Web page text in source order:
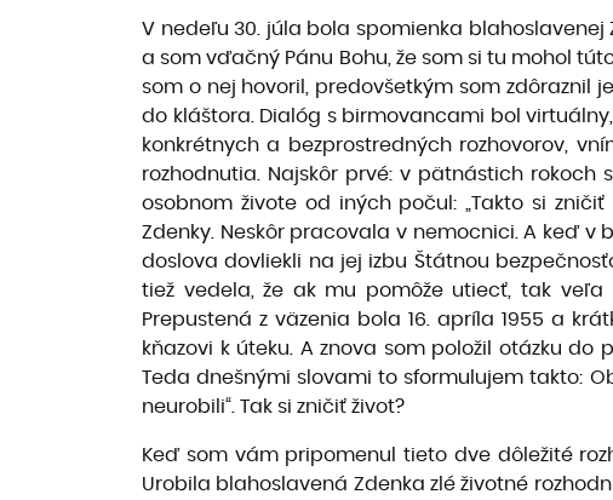
V nedeľu 30. júla bola spomienka blahoslavenej
a som vďačný Pánu Bohu, že som si tu mohol
som o nej hovoril, predovšetkým som zdôraznil
do kláštora. Dialóg s birmovancami bol
konkrétnych a bezprostredných rozhovorov,
rozhodnutia. Najskôr prvé: v pätnástich
osobnom živote od iných počul: „Takto si
Zdenky. Neskôr pracovala v nemocnici. A keď v
doslova dovliekli na jej izbu Štátnou
tiež vedela, že ak mu pomôže utiecť, tak
Prepustená z väzenia bola 16. apríla 1955 a
kňazovi k úteku. A znova som položil otázku
Teda dnešnými slovami to sformulujem takto:
neurobili“. Tak si zničiť život?
Keď som vám pripomenul tieto dve dôležité
Urobila blahoslavená Zdenka zlé životné